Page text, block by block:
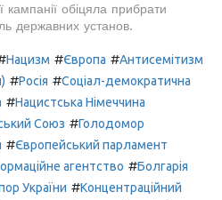
кампанії обіцяла прибрати
державних установ.
Нацизм #Європа #Антисемітизм
#Росія #Соціал-демократична
#Нацистська Німеччина
Союз #Голодомор
#Європейський парламент
агентство #Болгарія
України #Концентраційний